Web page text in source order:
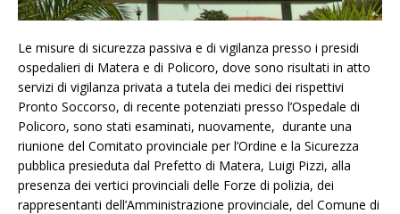
Le misure di sicurezza passiva e di vigilanza presso i presidi
ospedalieri di Matera e di Policoro, dove sono risultati in atto
servizi di vigilanza privata a tutela dei medici dei rispettivi
Pronto Soccorso, di recente potenziati presso l’Ospedale di
Policoro, sono stati esaminati, nuovamente, durante una
riunione del Comitato provinciale per l’Ordine e la Sicurezza
pubblica presieduta dal Prefetto di Matera, Luigi Pizzi, alla
presenza dei vertici provinciali delle Forze di polizia, dei
rappresentanti dell’Amministrazione provinciale, del Comune di